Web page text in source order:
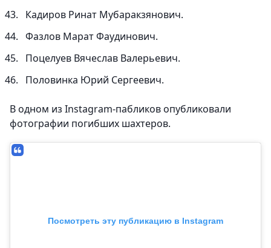
Кадиров Ринат Мубаракзянович.
Фазлов Марат Фаудинович.
Поцелуев Вячеслав Валерьевич.
Половинка Юрий Сергеевич.
В одном из Instagram-пабликов опубликовали
фотографии погибших шахтеров.
Посмотреть эту публикацию в Instagram